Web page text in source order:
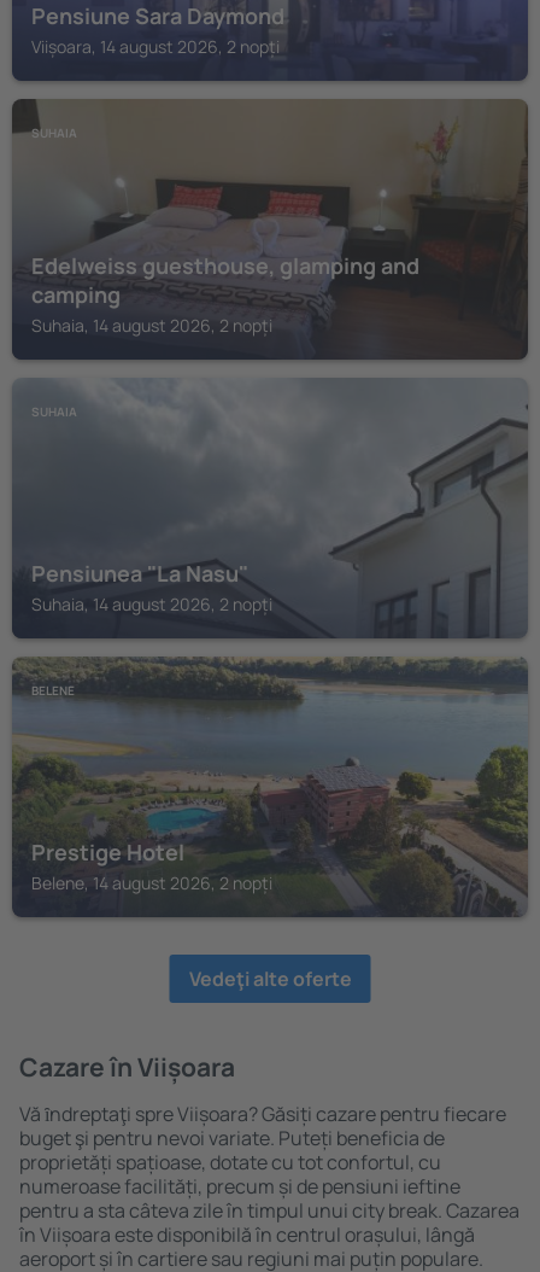
Pensiune Sara Daymond
Viișoara, 14 august 2026, 2 nopți
SUHAIA
Edelweiss guesthouse, glamping and
camping
Suhaia, 14 august 2026, 2 nopți
SUHAIA
Pensiunea "La Nasu"
Suhaia, 14 august 2026, 2 nopți
BELENE
Prestige Hotel
Belene, 14 august 2026, 2 nopți
Vedeţi alte oferte
Cazare în Viișoara
Vă ȋndreptaţi spre Viișoara? Găsiți cazare pentru fiecare
buget şi pentru nevoi variate. Puteți beneficia de
proprietăți spațioase, dotate cu tot confortul, cu
numeroase facilități, precum și de pensiuni ieftine
pentru a sta câteva zile în timpul unui city break. Cazarea
în Viișoara este disponibilă în centrul orașului, lângă
aeroport și în cartiere sau regiuni mai puțin populare.